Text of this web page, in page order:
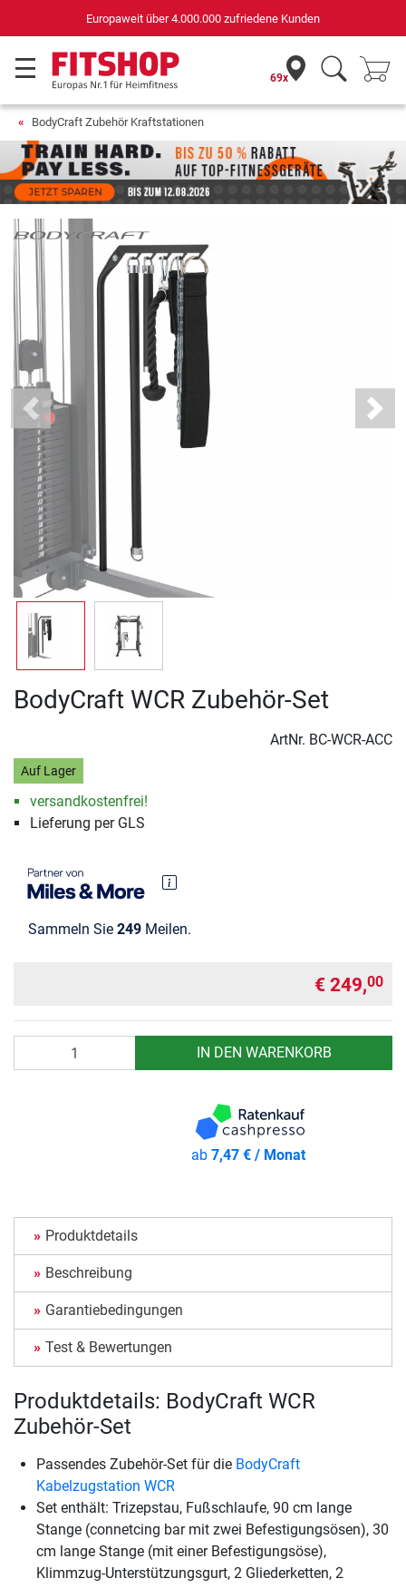
Europaweit über 4.000.000 zufriedene Kunden
69x
BodyCraft Zubehör Kraftstationen
Previous Next
BodyCraft WCR Zubehör-Set
ArtNr. BC-WCR-ACC
Auf Lager
versandkostenfrei!
Lieferung per GLS
Sammeln Sie 249 Meilen.
€ 249,00
IN DEN WARENKORB
ab7,47 € / Monat
Produktdetails
Beschreibung
Garantiebedingungen
Test & Bewertungen
Produktdetails: BodyCraft WCR
Zubehör-Set
Passendes Zubehör-Set für die BodyCraft
Kabelzugstation WCR
Set enthält: Trizepstau, Fußschlaufe, 90 cm lange
Stange (connetcing bar mit zwei Befestigungsösen), 30
cm lange Stange (mit einer Befestigungsöse),
Klimmzug-Unterstützungsgurt, 2 Gliederketten, 2